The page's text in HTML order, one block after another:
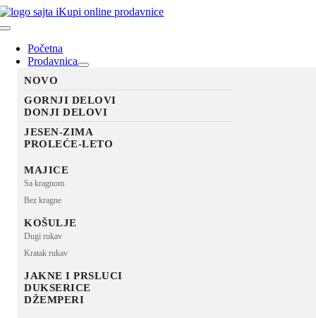
Skip
to
Toggle
NavigationPočetna
Prodavnica
NOVO
GORNJI DELOVI
DONJI DELOVI
JESEN-ZIMA
PROLEĆE-LETO
MAJICE
Sa kragnom
Bez kragne
KOŠULJE
Dugi rukav
Kratak rukav
JAKNE I PRSLUCI
DUKSERICE
DŽEMPERI